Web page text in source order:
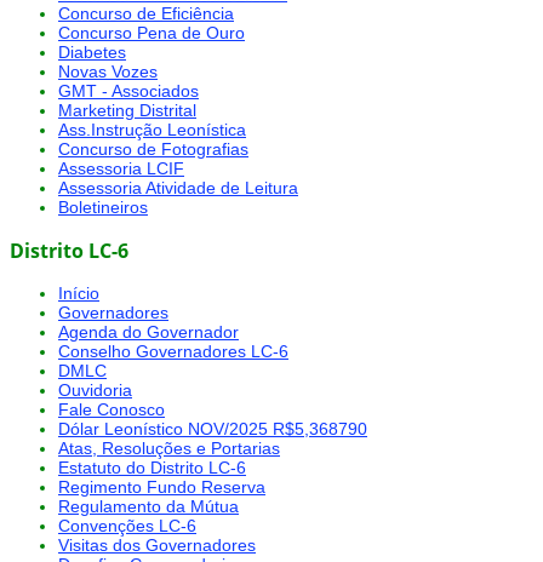
Concurso de Eficiência
Concurso Pena de Ouro
Diabetes
Novas Vozes
GMT - Associados
Marketing Distrital
Ass.Instrução Leonística
Concurso de Fotografias
Assessoria LCIF
Assessoria Atividade de Leitura
Boletineiros
Distrito LC-6
Início
Governadores
Agenda do Governador
Conselho Governadores LC-6
DMLC
Ouvidoria
Fale Conosco
Dólar Leonístico NOV/2025 R$5,368790
Atas, Resoluções e Portarias
Estatuto do Distrito LC-6
Regimento Fundo Reserva
Regulamento da Mútua
Convenções LC-6
Visitas dos Governadores